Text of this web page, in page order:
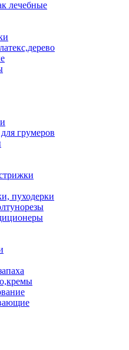
лечебные
грумеров
пуходерки